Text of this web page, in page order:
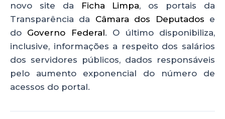
novo site da
Ficha Limpa, os portais da
Transparência da Câmara dos Deputados e
do Governo Federal. O último disponibiliza,
inclusive, informações a respeito dos salários
dos servidores públicos, dados responsáveis
pelo aumento exponencial do número de
acessos do portal.